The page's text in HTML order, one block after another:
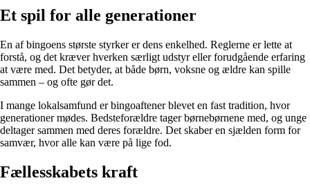
Et spil for alle generationer
En af bingoens største styrker er dens enkelhed. Reglerne er lette at
forstå, og det kræver hverken særligt udstyr eller forudgående erfaring
at være med. Det betyder, at både børn, voksne og ældre kan spille
sammen – og ofte gør det.
I mange lokalsamfund er bingoaftener blevet en fast tradition, hvor
generationer mødes. Bedsteforældre tager børnebørnene med, og unge
deltager sammen med deres forældre. Det skaber en sjælden form for
samvær, hvor alle kan være på lige fod.
Fællesskabets kraft